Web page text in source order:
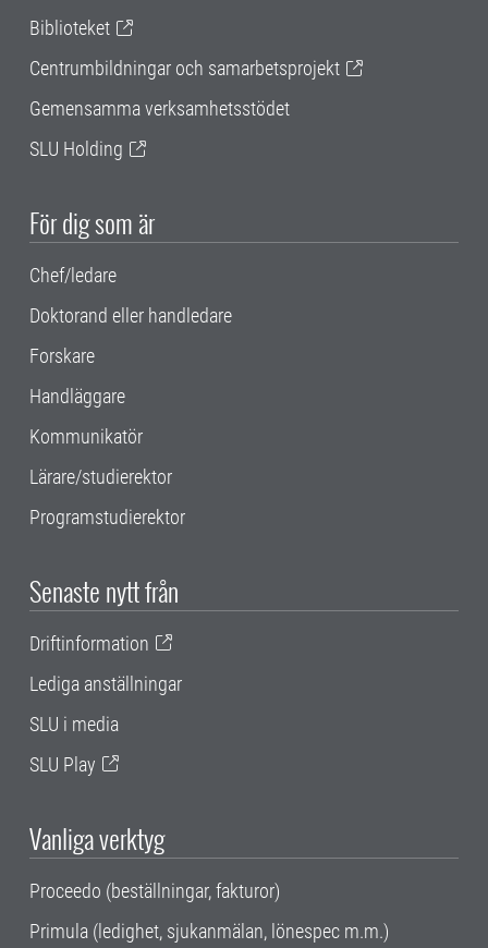
Biblioteket
Centrumbildningar och samarbetsprojekt
Gemensamma verksamhetsstödet
SLU Holding
För dig som är
Chef/ledare
Doktorand eller handledare
Forskare
Handläggare
Kommunikatör
Lärare/studierektor
Programstudierektor
Senaste nytt från
Driftinformation
Lediga anställningar
SLU i media
SLU Play
Vanliga verktyg
Proceedo (beställningar, fakturor)
Primula (ledighet, sjukanmälan, lönespec m.m.)